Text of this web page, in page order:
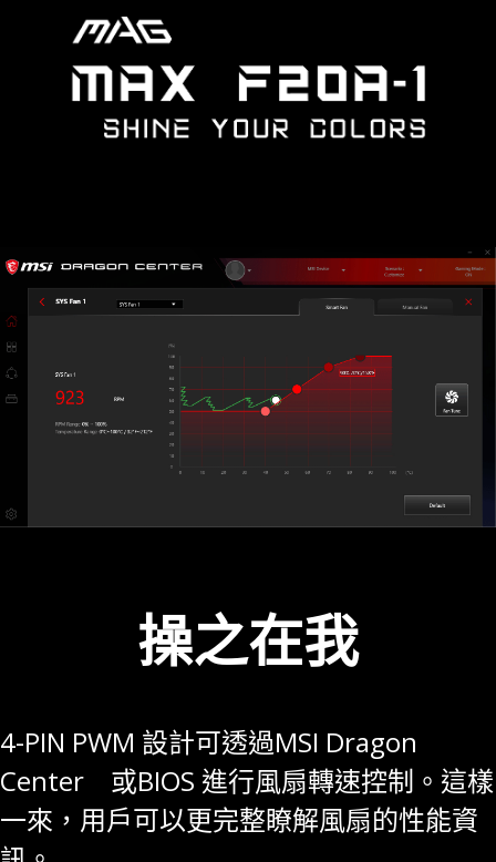
操之在我
4-PIN PWM 設計可透過MSI Dragon
Center 或BIOS 進行風扇轉速控制。這樣
一來，用戶可以更完整瞭解風扇的性能資